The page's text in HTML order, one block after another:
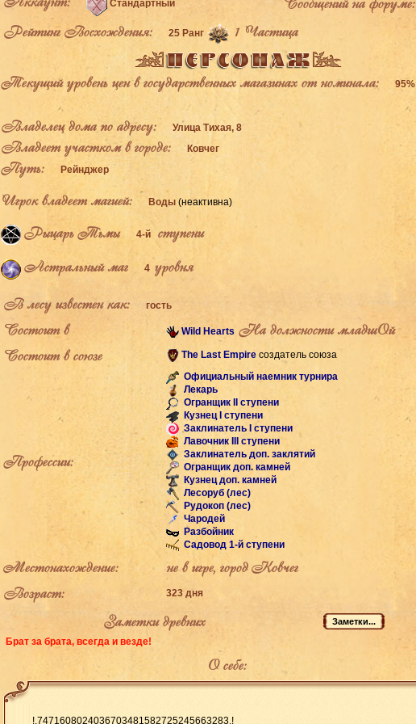
Стандартный
Рейтинг Восхождения: 25 Ранг 1 Частица
Текущий уровень цен в государственных магазинах от номинала: 95%
Владелец дома по адресу: Улица Тихая, 8
Владеет участком в городе: Ковчег
Путь: Рейнджер
Игрок владеет магией: Воды (неактивна)
Рыцарь Тьмы 4-й
ступени
Астральный маг
4 уровня
В лесу известен как:
гость
Состоит в Wild Hearts На должности младшОй
Состоит в союзе
The Last Empire создатель союза
Профессии:
Официальный наемник турнира
Лекарь
Огранщик II ступени
Кузнец I ступени
Заклинатель I ступени
Лавочник III ступени
Заклинатель доп. заклятий
Огранщик доп. камней
Кузнец доп. камней
Лесоруб (лес)
Рудокоп (лес)
Чародей
Разбойник
Садовод 1-й ступени
Местонахождение:
не в игре, город Ковчег
Возраст:
323 дня
Заметки древних
Брат за брата, всегда и везде!
О себе:
!.7471608024036703481582725245663283.!